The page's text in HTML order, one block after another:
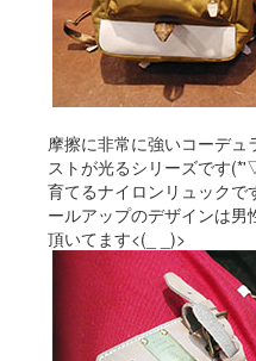
摩擦に非常に強いコーデュ
ストが光るシリーズです
育てるナイロンリュック
ールアップのデザインは
頂いてます<(_ _)>